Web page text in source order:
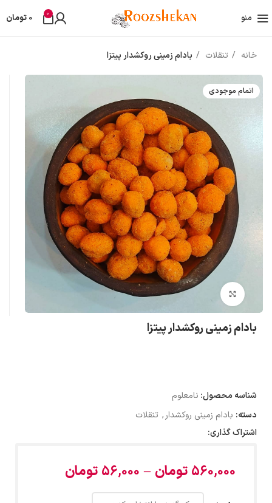
منو 0
0 تومان
خانه تنقلات بادام زمینی روکشدار پیتزا
اتمام موجودی
بزرگنمایی تصویر
بادام زمینی روکشدار پیتزا
شناسه محصول: نامعلوم
دسته: بادام زمینی روکشدار , تنقلات
اشتراک گذاری:
560,000 تومان –
56,000 تومان